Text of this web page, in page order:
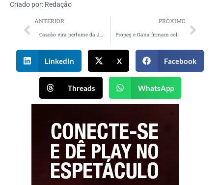
Criado por: Redação
ANTERIOR
Cascão vira perfume da Jequiti em lançamento que brinca com a fama de fugir do banho
PRÓXIMO
Propeg e Gana firmam colaboração estratégica
LinkedIn X Facebook
Threads WhatsApp